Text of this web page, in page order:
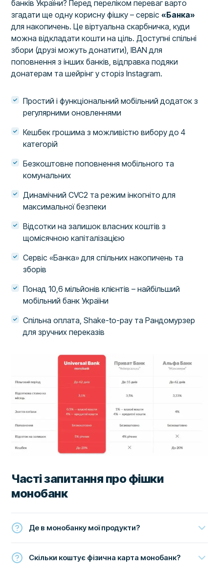
банків України? Перед переліком переваг варто
згадати ще одну корисну фішку – сервіс«Банка»
для накопичень. Це віртуальна скарбничка, куди
можна відкладати кошти на ціль. Доступні спільні
збори (друзі можуть донатити), IBAN для
поповнення з інших банків, відправка подяки
донатерам та шейрінг у сторіз Instagram.
Простий і функціональний мобільний додаток з
регулярними оновленнями
Кешбек грошима з можливістю вибору до 4
категорій
Безкоштовне поповнення мобільного та
комунальних
Динамічний CVC2 та режим інкогніто для
максимальної безпеки
Відсотки на залишок власних коштів з
щомісячною капіталізацією
Сервіс «Банка» для спільних накопичень та
зборів
Понад 10,6 мільйонів клієнтів – найбільший
мобільний банк України
Спільна оплата, Shake-to-pay та Рандомурзер
для зручних переказів
Часті запитання про фішки
монобанк
Де в монобанку мої продукти?
Скільки коштує фізична карта монобанк?